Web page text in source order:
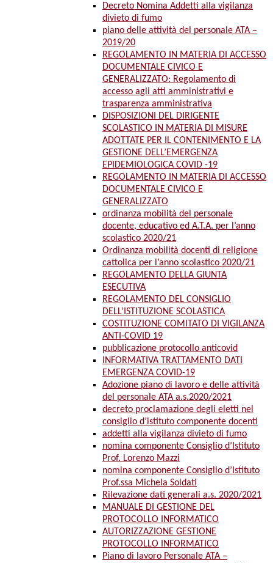
Decreto Nomina Addetti alla vigilanza
divieto di fumo
piano delle attività del personale ATA –
2019/20
REGOLAMENTO IN MATERIA DI ACCESSO
DOCUMENTALE CIVICO E
GENERALIZZATO: Regolamento di
accesso agli atti amministrativi e
trasparenza amministrativa
DISPOSIZIONI DEL DIRIGENTE
SCOLASTICO IN MATERIA DI MISURE
ADOTTATE PER IL CONTENIMENTO E LA
GESTIONE DELL’EMERGENZA
EPIDEMIOLOGICA COVID -19
REGOLAMENTO IN MATERIA DI ACCESSO
DOCUMENTALE CIVICO E
GENERALIZZATO
ordinanza mobilità del personale
docente, educativo ed A.T.A. per l’anno
scolastico 2020/21
Ordinanza mobilità docenti di religione
cattolica per l’anno scolastico 2020/21
REGOLAMENTO DELLA GIUNTA
ESECUTIVA
REGOLAMENTO DEL CONSIGLIO
DELL’ISTITUZIONE SCOLASTICA
COSTITUZIONE COMITATO DI VIGILANZA
ANTI-COVID 19
pubblicazione protocollo anticovid
INFORMATIVA TRATTAMENTO DATI
EMERGENZA COVID-19
Adozione piano di lavoro e delle attività
del personale ATA a.s.2020/2021
decreto proclamazione degli eletti nel
consiglio d’istituto componente docenti
addetti alla vigilanza divieto di fumo
nomina componente Consiglio d’Istituto
Prof. Lorenzo Mazzi
nomina componente Consiglio d’Istituto
Prof.ssa Michela Soldati
Rilevazione dati generali a.s. 2020/2021
MANUALE DI GESTIONE DEL
PROTOCOLLO INFORMATICO
AUTORIZZAZIONE GESTIONE
PROTOCOLLO INFORMATICO
Piano di lavoro Personale ATA –